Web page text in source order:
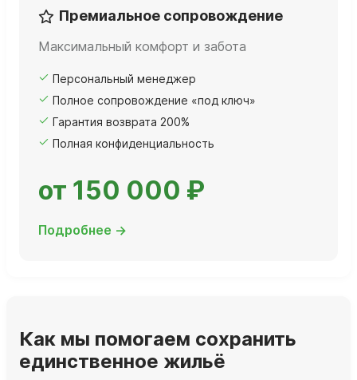
Премиальное сопровождение
Максимальный комфорт и забота
Персональный менеджер
Полное сопровождение «под ключ»
Гарантия возврата 200%
Полная конфиденциальность
от 150 000 ₽
Подробнее →
Как мы помогаем сохранить
единственное жильё